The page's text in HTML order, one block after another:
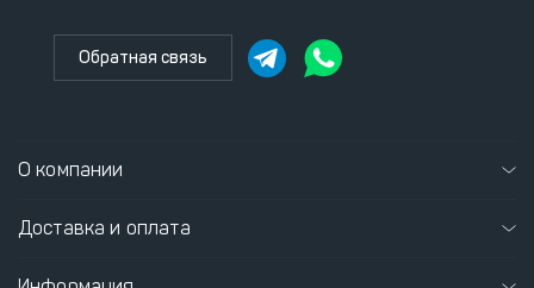
Обратная связь
О компании
Доставка и оплата